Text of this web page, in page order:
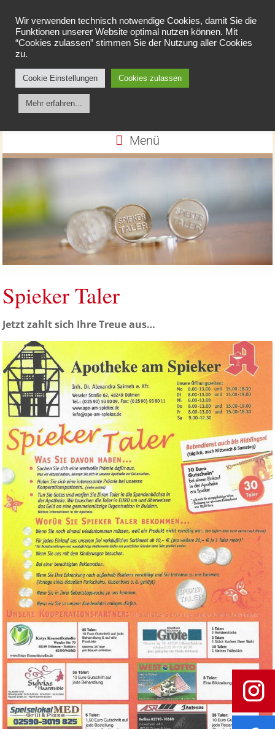
Apotheke am Spieker
Menü
Spieker Taler
Jetzt zahlt sich Ihre Treue aus…
Wir verwenden technisch notwendige Cookies, damit Sie die
Funktionen unserer Website optimal nutzen können. Mit
“Cookies zulassen” stimmen Sie der Nutzung aller Cookies
zu.
Cookie Einstellungen Cookies zulassen
Mehr erfahren...